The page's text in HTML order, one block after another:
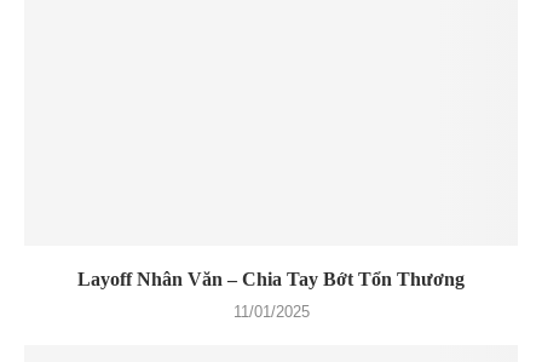
Layoff Nhân Văn – Chia Tay Bớt Tổn Thương
11/01/2025